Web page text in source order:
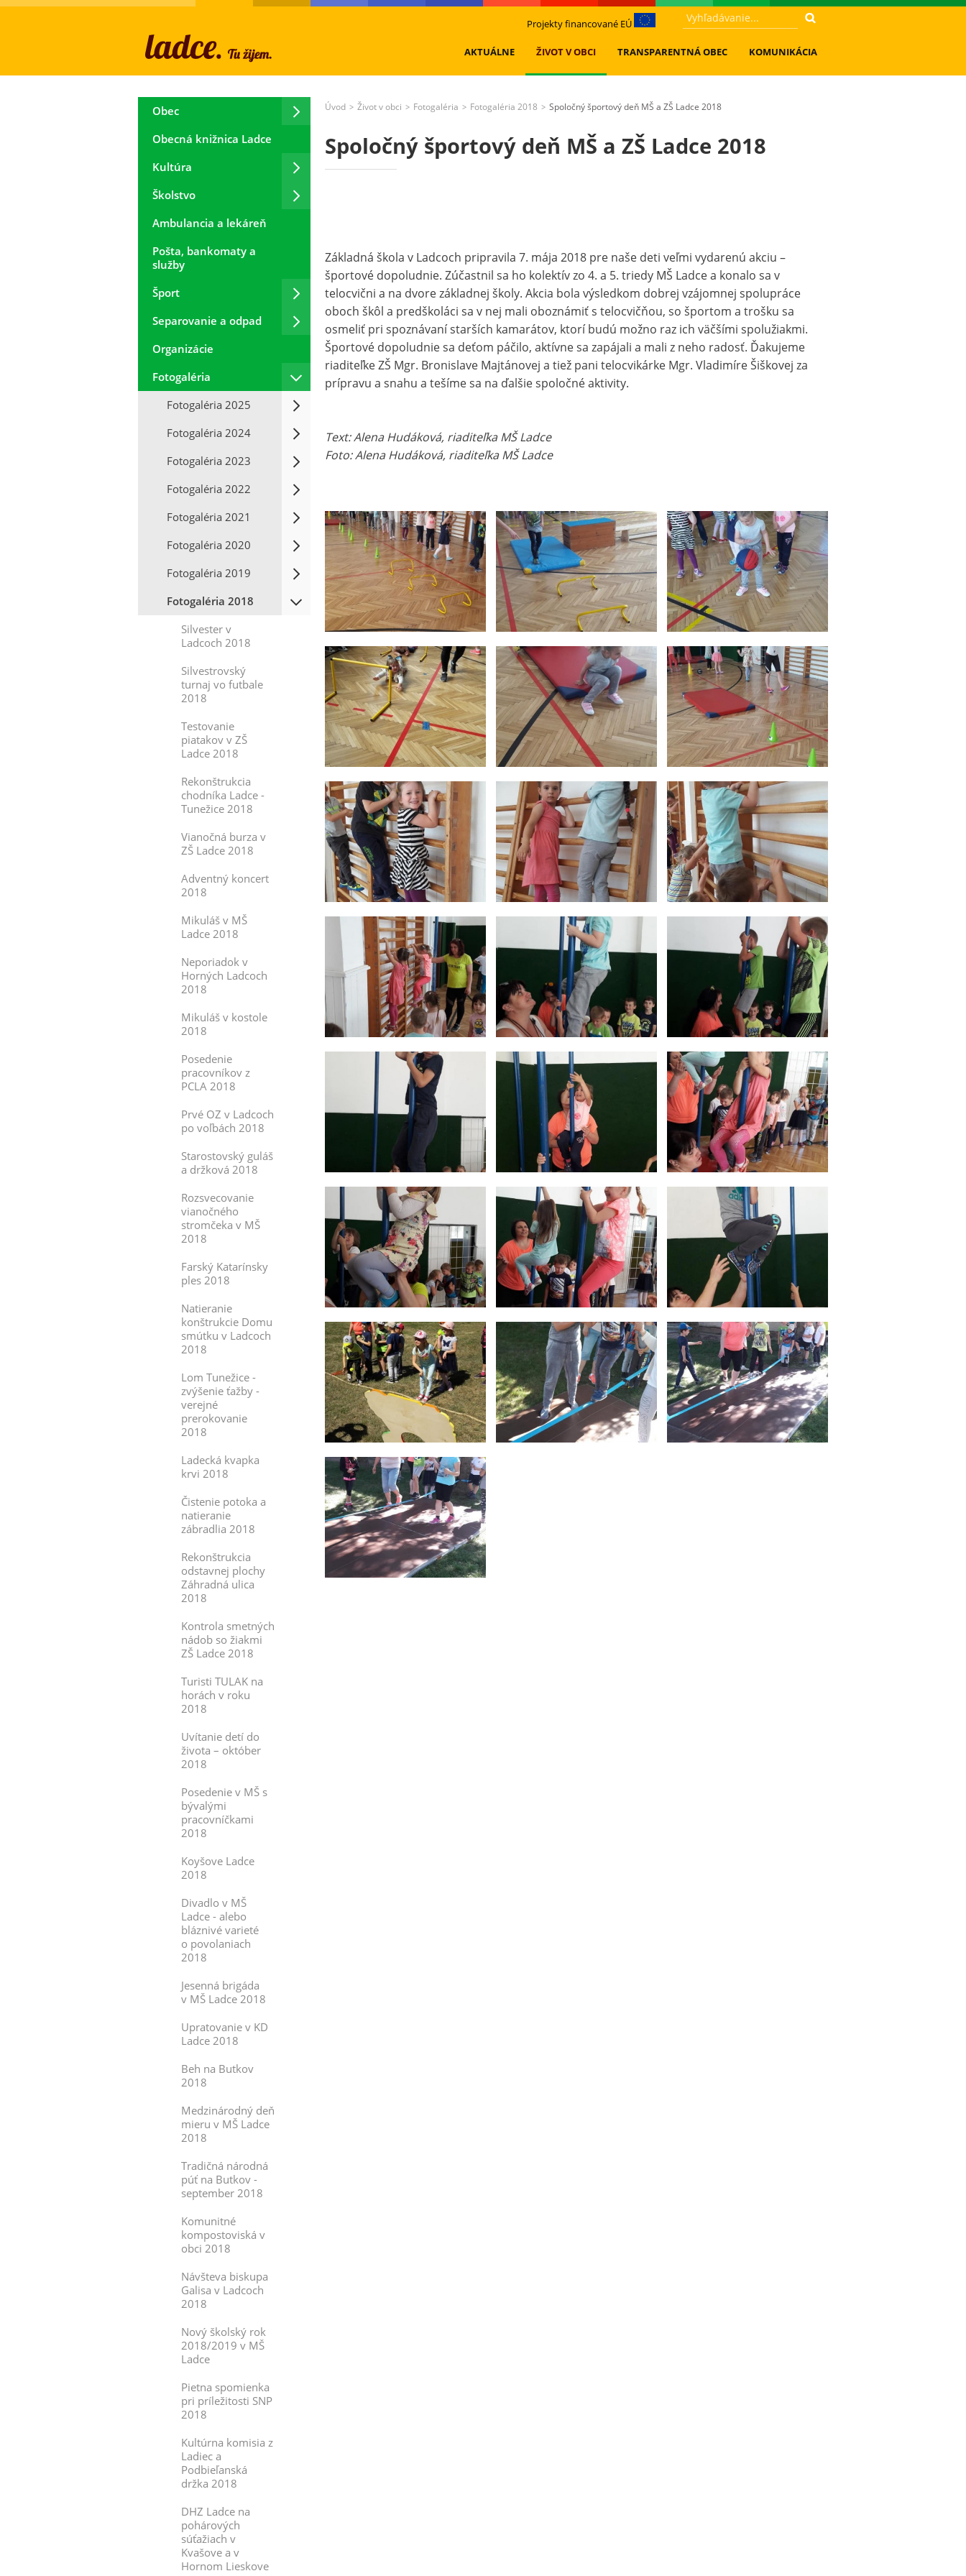
Projekty financované EÚ
AKTUÁLNE ŽIVOT V OBCI TRANSPARENTNÁ OBEC KOMUNIKÁCIA
Obec
Obecná knižnica Ladce
Kultúra
Školstvo
Ambulancia a lekáreň
Pošta, bankomaty a
služby
Šport
Separovanie a odpad
Organizácie
Fotogaléria
Fotogaléria 2025
Fotogaléria 2024
Fotogaléria 2023
Fotogaléria 2022
Fotogaléria 2021
Fotogaléria 2020
Fotogaléria 2019
Fotogaléria 2018
Silvester v
Ladcoch 2018
Silvestrovský
turnaj vo futbale
2018
Testovanie
piatakov v ZŠ
Ladce 2018
Rekonštrukcia
chodníka Ladce -
Tunežice 2018
Vianočná burza v
ZŠ Ladce 2018
Adventný koncert
2018
Mikuláš v MŠ
Ladce 2018
Neporiadok v
Horných Ladcoch
2018
Mikuláš v kostole
2018
Posedenie
pracovníkov z
PCLA 2018
Prvé OZ v Ladcoch
po voľbách 2018
Starostovský guláš
a držková 2018
Rozsvecovanie
vianočného
stromčeka v MŠ
2018
Farský Katarínsky
ples 2018
Natieranie
konštrukcie Domu
smútku v Ladcoch
2018
Lom Tunežice -
zvýšenie ťažby -
verejné
prerokovanie
2018
Ladecká kvapka
krvi 2018
Čistenie potoka a
natieranie
zábradlia 2018
Rekonštrukcia
odstavnej plochy
Záhradná ulica
2018
Kontrola smetných
nádob so žiakmi
ZŠ Ladce 2018
Turisti TULAK na
horách v roku
2018
Uvítanie detí do
života – október
2018
Posedenie v MŠ s
bývalými
pracovníčkami
2018
Koyšove Ladce
2018
Divadlo v MŠ
Ladce - alebo
bláznivé varieté
o povolaniach
2018
Jesenná brigáda
v MŠ Ladce 2018
Upratovanie v KD
Ladce 2018
Beh na Butkov
2018
Medzinárodný deň
mieru v MŠ Ladce
2018
Tradičná národná
púť na Butkov -
september 2018
Komunitné
kompostoviská v
obci 2018
Návšteva biskupa
Galisa v Ladcoch
2018
Nový školský rok
2018/2019 v MŠ
Ladce
Pietna spomienka
pri príležitosti SNP
2018
Kultúrna komisia z
Ladiec a
Podbieľanská
držka 2018
DHZ Ladce na
pohárových
súťažiach v
Kvašove a v
Hornom Lieskove
Úvod > Život v obci > Fotogaléria > Fotogaléria 2018 > Spoločný športový deň MŠ a ZŠ Ladce 2018
Spoločný športový deň MŠ a ZŠ Ladce 2018
Základná škola v Ladcoch pripravila 7. mája 2018 pre naše deti veľmi vydarenú akciu –
športové dopoludnie. Zúčastnil sa ho kolektív zo 4. a 5. triedy MŠ Ladce a konalo sa v
telocvični a na dvore základnej školy. Akcia bola výsledkom dobrej vzájomnej spolupráce
oboch škôl a predškoláci sa v nej mali oboznámiť s telocvičňou, so športom a trošku sa
osmeliť pri spoznávaní starších kamarátov, ktorí budú možno raz ich väčšími spolužiakmi.
Športové dopoludnie sa deťom páčilo, aktívne sa zapájali a mali z neho radosť. Ďakujeme
riaditeľke ZŠ Mgr. Bronislave Majtánovej a tiež pani telocvikárke Mgr. Vladimíre Šiškovej za
prípravu a snahu a tešíme sa na ďalšie spoločné aktivity.
Text: Alena Hudáková, riaditeľka MŠ Ladce
Foto: Alena Hudáková, riaditeľka MŠ Ladce